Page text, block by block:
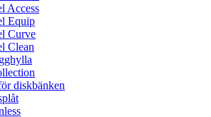
Access
Equip
Curve
Clean
diskbänken